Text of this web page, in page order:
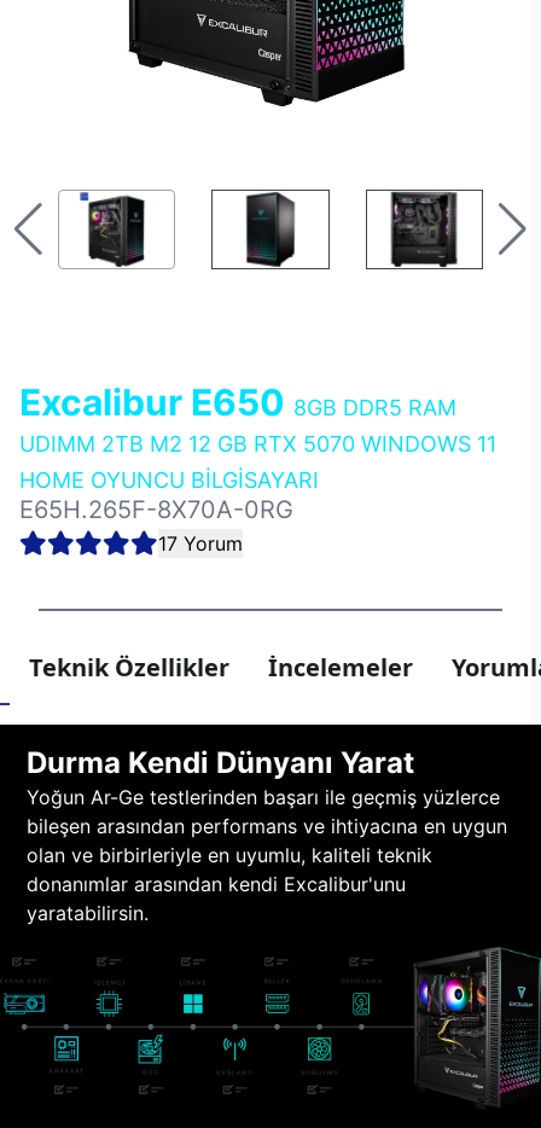
Excalibur E650 8GB DDR5 RAM
UDIMM 2TB M2 12 GB RTX 5070 WINDOWS 11
HOME OYUNCU BİLGİSAYARI
E65H.265F-8X70A-0RG
17 Yorum
Teknik Özellikler İncelemeler
Durma Kendi Dünyanı Yarat
Yoğun Ar-Ge testlerinden başarı ile geçmiş yüzlerce
bileşen arasından performans ve ihtiyacına en uygun
olan ve birbirleriyle en uyumlu, kaliteli teknik
donanımlar arasından kendi Excalibur'unu
yaratabilirsin.